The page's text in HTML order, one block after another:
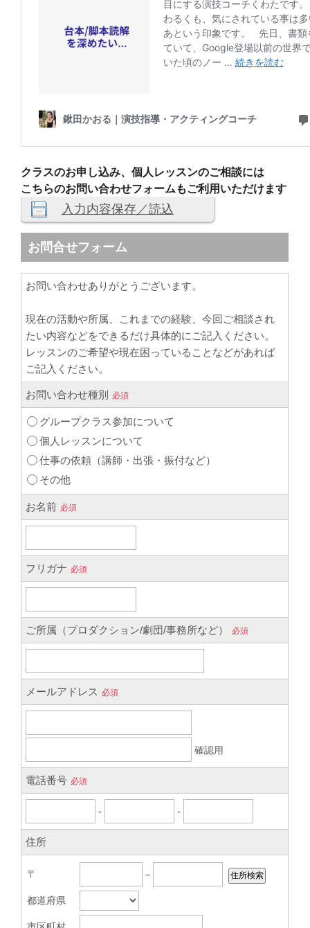
クラスのお申し込み、個人レッスンのご相談には
こちらのお問い合わせフォームもご利用いただけます